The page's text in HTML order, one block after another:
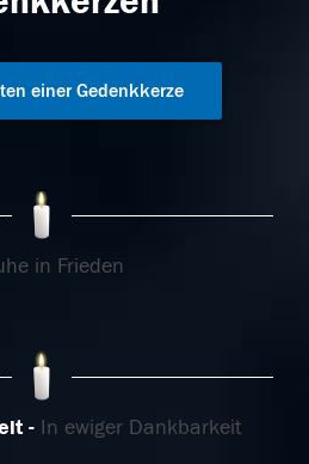
einer Gedenkkerze
in Frieden
In ewiger Dankbarkeit